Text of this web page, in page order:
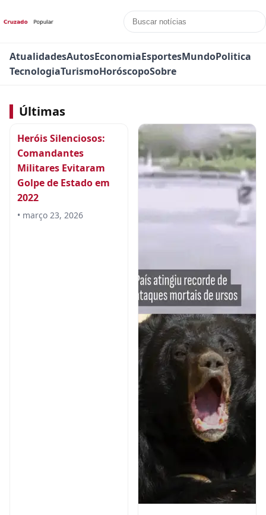
AtualidadesAutosEconomiaEsportesMundoPolitica
TecnologiaTurismoHoróscopoSobre
Últimas
Heróis Silenciosos:
Comandantes
Militares Evitaram
Golpe de Estado em
2022
• março 23, 2026